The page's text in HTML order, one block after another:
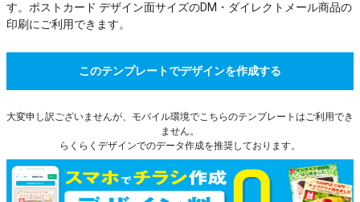
す。ポストカード デザイン面サイズのDM・ダイレクトメール商品の
印刷にご利用できます。
このテンプレートでデザインを作成する
大変申し訳ございませんが、モバイル環境でこちらのテンプレートはご利用でき
ません。
らくらくデザインでのデータ作成を推奨しております。